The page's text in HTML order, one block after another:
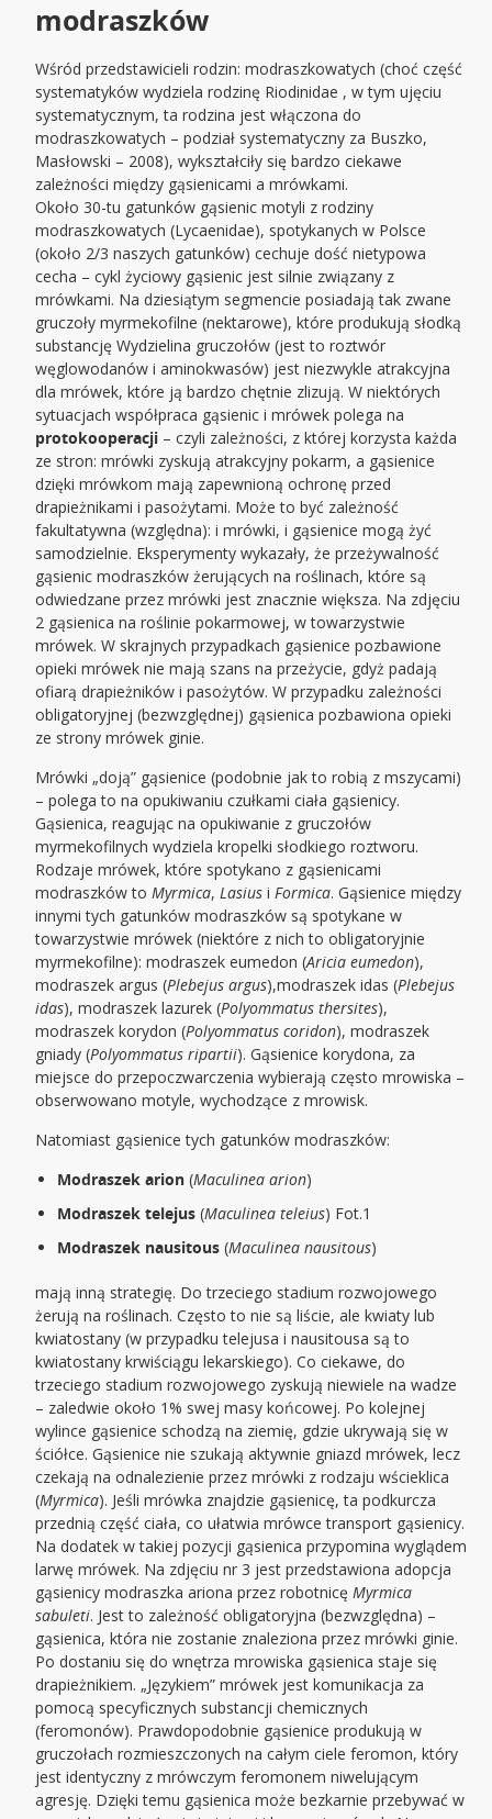
modraszków
Wśród przedstawicieli rodzin: modraszkowatych (choć część
systematyków wydziela rodzinę Riodinidae , w tym ujęciu
systematycznym, ta rodzina jest włączona do
modraszkowatych – podział systematyczny za Buszko,
Masłowski – 2008), wykształciły się bardzo ciekawe
zależności między gąsienicami a mrówkami.
Około 30-tu gatunków gąsienic motyli z rodziny
modraszkowatych (Lycaenidae), spotykanych w Polsce
(około 2/3 naszych gatunków) cechuje dość nietypowa
cecha – cykl życiowy gąsienic jest silnie związany z
mrówkami. Na dziesiątym segmencie posiadają tak zwane
gruczoły myrmekofilne (nektarowe), które produkują słodką
substancję Wydzielina gruczołów (jest to roztwór
węglowodanów i aminokwasów) jest niezwykle atrakcyjna
dla mrówek, które ją bardzo chętnie zlizują. W niektórych
sytuacjach współpraca gąsienic i mrówek polega na
protokooperacji – czyli zależności, z której korzysta każda
ze stron: mrówki zyskują atrakcyjny pokarm, a gąsienice
dzięki mrówkom mają zapewnioną ochronę przed
drapieżnikami i pasożytami. Może to być zależność
fakultatywna (względna): i mrówki, i gąsienice mogą żyć
samodzielnie. Eksperymenty wykazały, że przeżywalność
gąsienic modraszków żerujących na roślinach, które są
odwiedzane przez mrówki jest znacznie większa. Na zdjęciu
2 gąsienica na roślinie pokarmowej, w towarzystwie
mrówek. W skrajnych przypadkach gąsienice pozbawione
opieki mrówek nie mają szans na przeżycie, gdyż padają
ofiarą drapieżników i pasożytów. W przypadku zależności
obligatoryjnej (bezwzględnej) gąsienica pozbawiona opieki
ze strony mrówek ginie.
Mrówki „doją” gąsienice (podobnie jak to robią z mszycami)
– polega to na opukiwaniu czułkami ciała gąsienicy.
Gąsienica, reagując na opukiwanie z gruczołów
myrmekofilnych wydziela kropelki słodkiego roztworu.
Rodzaje mrówek, które spotykano z gąsienicami
modraszków toMyrmica,Lasius iFormica. Gąsienice między
innymi tych gatunków modraszków są spotykane w
towarzystwie mrówek (niektóre z nich to obligatoryjnie
myrmekofilne): modraszek eumedon (Aricia eumedon),
modraszek argus (Plebejus argus),modraszek idas (Plebejus
idas), modraszek lazurek (Polyommatus thersites),
modraszek korydon (Polyommatus coridon), modraszek
gniady (Polyommatus ripartii). Gąsienice korydona, za
miejsce do przepoczwarczenia wybierają często mrowiska –
obserwowano motyle, wychodzące z mrowisk.
Natomiast gąsienice tych gatunków modraszków:
Modraszek arion (Maculinea arion)
Modraszek telejus (Maculinea teleius) Fot.1
Modraszek nausitous (Maculinea nausitous)
mają inną strategię. Do trzeciego stadium rozwojowego
żerują na roślinach. Często to nie są liście, ale kwiaty lub
kwiatostany (w przypadku telejusa i nausitousa są to
kwiatostany krwiściągu lekarskiego). Co ciekawe, do
trzeciego stadium rozwojowego zyskują niewiele na wadze
– zaledwie około 1% swej masy końcowej. Po kolejnej
wylince gąsienice schodzą na ziemię, gdzie ukrywają się w
ściółce. Gąsienice nie szukają aktywnie gniazd mrówek, lecz
czekają na odnalezienie przez mrówki z rodzaju wścieklica
(Myrmica). Jeśli mrówka znajdzie gąsienicę, ta podkurcza
przednią część ciała, co ułatwia mrówce transport gąsienicy.
Na dodatek w takiej pozycji gąsienica przypomina wyglądem
larwę mrówek. Na zdjęciu nr 3 jest przedstawiona adopcja
gąsienicy modraszka ariona przez robotnicęMyrmica
sabuleti. Jest to zależność obligatoryjna (bezwzględna) –
gąsienica, która nie zostanie znaleziona przez mrówki ginie.
Po dostaniu się do wnętrza mrowiska gąsienica staje się
drapieżnikiem. „Językiem” mrówek jest komunikacja za
pomocą specyficznych substancji chemicznych
(feromonów). Prawdopodobnie gąsienice produkują w
gruczołach rozmieszczonych na całym ciele feromon, który
jest identyczny z mrówczym feromonem niwelującym
agresję. Dzięki temu gąsienica może bezkarnie przebywać w